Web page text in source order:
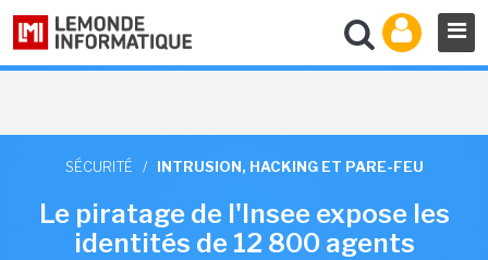
SÉCURITÉ / INTRUSION, HACKING ET PARE-FEU
Le piratage de l'Insee expose les
identités de 12 800 agents